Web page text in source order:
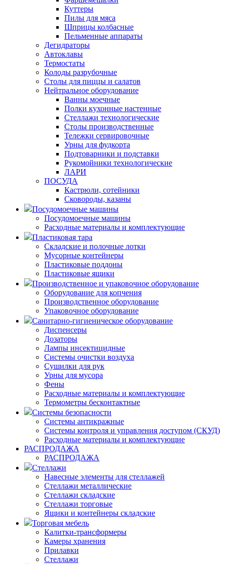
Куттеры
Пилы для мяса
Шприцы колбасные
Пельменные аппараты
Дегидраторы
Автоклавы
Термостаты
Колоды разрубочные
Столы для пиццы и салатов
Нейтральное оборудование
Ванны моечные
Полки кухонные настенные
Стеллажи технологические
Столы производственные
Тележки сервировочные
Урны для фудкорта
Подтоварники и подставки
Рукомойники технологические
ЛАРИ
ПОСУДА
Кастрюли, сотейники
Сковороды, казаны
Посудомоечные машины
Посудомоечные машины
Расходные материалы и комплектующие
Пластиковая тара
Складские и полочные лотки
Мусорные контейнеры
Пластиковые поддоны
Пластиковые ящики
Производственное и упаковочное оборудование
Оборудование для копчения
Производственное оборудование
Упаковочное оборудование
Санитарно-гигиеническое оборудование
Диспенсеры
Дозаторы
Лампы инсектицидные
Системы очистки воздуха
Сушилки для рук
Урны для мусора
Фены
Расходные материалы и комплектующие
Термометры бесконтактные
Системы безопасности
Системы антикражные
Системы контроля и управления доступом (СКУД)
Расходные материалы и комплектующие
РАСПРОДАЖА
РАСПРОДАЖА
Стеллажи
Навесные элементы для стеллажей
Стеллажи металлические
Стеллажи складские
Стеллажи торговые
Ящики и контейнеры складские
Торговая мебель
Калитки-трансформеры
Камеры хранения
Прилавки
Стеллажи